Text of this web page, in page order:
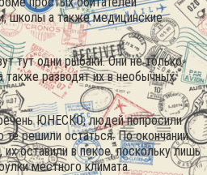
школы а также медицинские
тут одни рыбаки. Они не только
также разводят их в необычных
ЮНЕСКО, людей попросили
те решили остаться. По окончании
оставили в покое, поскольку лишь
местного климата.